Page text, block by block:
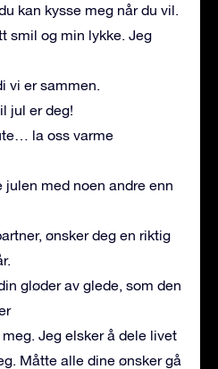
kan kysse meg når du vil.
smil og min lykke. Jeg
vi er sammen.
jul er deg!
la oss varme
med noen andre enn
ønsker deg en riktig
gløder av glede, som den
Jeg elsker å dele livet
Måtte alle dine ønsker gå